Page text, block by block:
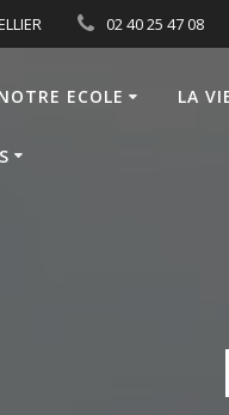
02 40 25 47 08
ECOLE LA